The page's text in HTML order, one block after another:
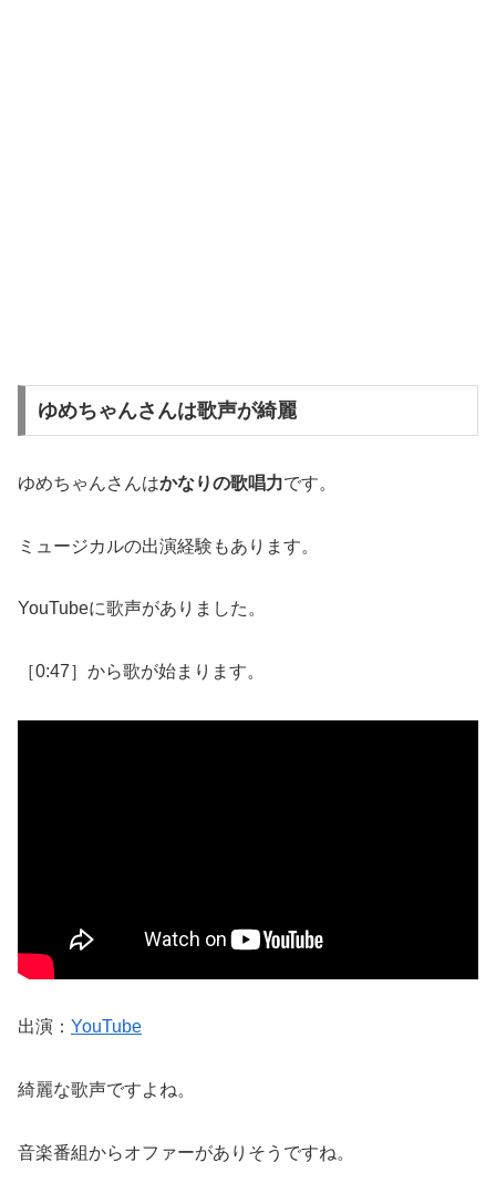
ゆめちゃんさんは歌声が綺麗
ゆめちゃんさんはかなりの歌唱力です。
ミュージカルの出演経験もあります。
YouTubeに歌声がありました。
［0:47］から歌が始まります。
出演： YouTube
綺麗な歌声ですよね。
音楽番組からオファーがありそうですね。